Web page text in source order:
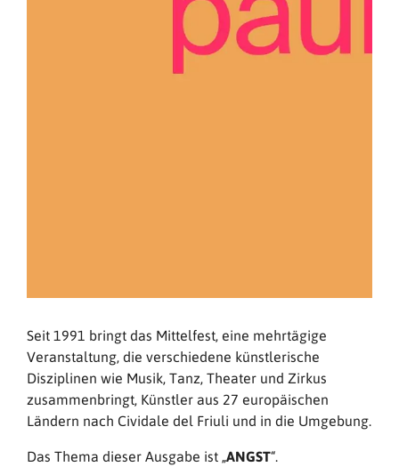
Seit 1991 bringt das Mittelfest, eine mehrtägige
Veranstaltung, die verschiedene künstlerische
Disziplinen wie Musik, Tanz, Theater und Zirkus
zusammenbringt, Künstler aus 27 europäischen
Ländern nach Cividale del Friuli und in die Umgebung.
Das Thema dieser Ausgabe ist „ANGST“.